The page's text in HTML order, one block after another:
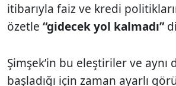
itibarıyla faiz ve kredi
özetle “gidecek yol kalmadı”
Şimşek’in bu eleştiriler ve aynı
başladığı için zaman ayarlı